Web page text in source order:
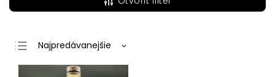
Najpredávanejšie
Najlacnejšie